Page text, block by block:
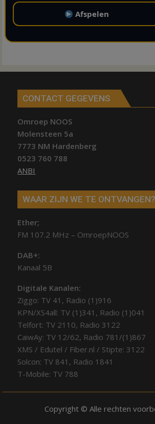
Afspelen
CONTACT GEGEVENS
Omroep NOOS
Molensteen 5a
7773 NM Hardenberg
0523 760 788
ANBI
WAAR ZIJN WE TE ONTVANGEN?
Ether;
FM 107.2 MHz – OmroepNOOS
DAB+:
Kanaal 5B
Digitale Kanalen:
Ziggo: TV 41, Radio (1)916
KPN/XS4all: TV (1)341, Radio (1)041
Telfort: TV 2110, Radio 3122
CaiwAy: TV 12/62, Radio 781/(1)867
XMS / Edutel / Fiber.nl / Stipte: 3122
Solcon: TV 841, Radio 1841
T-Mobile: TV 788
Copyright © Alle rechten